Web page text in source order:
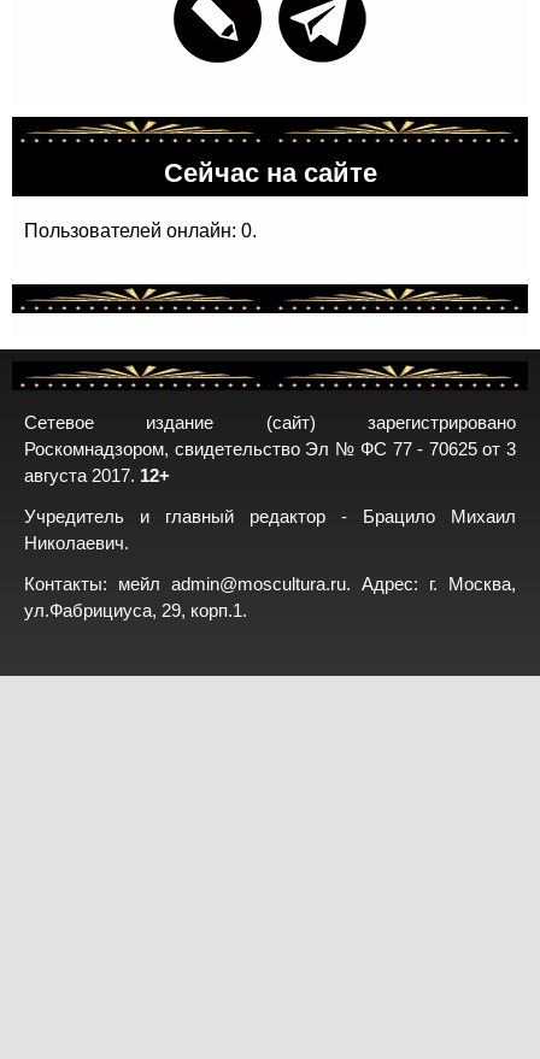
Сейчас на сайте
Пользователей онлайн: 0.
Сетевое издание (сайт) зарегистрировано
Роскомнадзором, свидетельство Эл № ФС 77 - 70625 от 3
августа 2017. 12+
Учредитель и главный редактор - Брацило Михаил
Николаевич.
Контакты: мейл admin@moscultura.ru. Адрес: г. Москва,
ул.Фабрициуса, 29, корп.1.